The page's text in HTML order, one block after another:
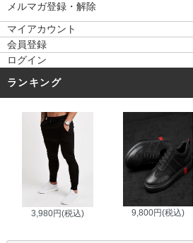
メルマガ登録・解除
マイアカウント
会員登録
ログイン
ランキング
3,980円(税込) 9,800円(税込)